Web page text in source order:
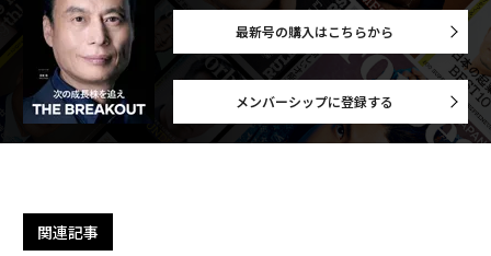
最新号の購入はこちらから
メンバーシップに登録する
関連記事